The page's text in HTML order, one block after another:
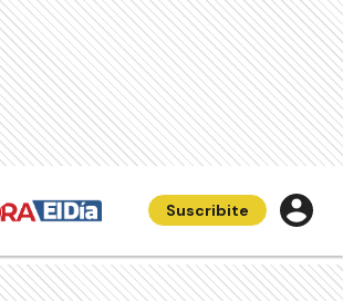
Suscribite